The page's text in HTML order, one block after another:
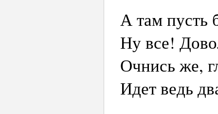
А там пусть
Ну все!
Очнись же,
Идет ведь